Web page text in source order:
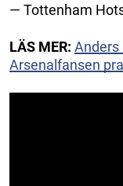
— Tottenham
LÄS MER: Anders
Arsenalfansen